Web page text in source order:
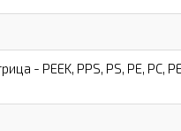
PEEK, PPS, PS, PE, PC,